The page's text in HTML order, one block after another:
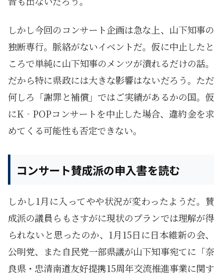
しかし今回のコンサート企画は急な上、山下知事の
独断専行。脈絡がないイベントだ。仮に中止したと
ころで単純に山下知事のメンツが潰れるだけの話。
だから特に県政には大きな影響はないだろう。ただ
何しろ「謝罪と補償」ではご実績があるかの国。仮
にK‐POPコンサートを中止した場合、違約金を求
めてくる可能性も否定できない。
コンサート賛成派の申入書を読む
しかし1月に入ってやや状況が変わったようだ。賛
成派の議員らもさすがに現状のプランでは理解が得
られないと思ったのか、1月15日に日本維新の会、
公明党、また自民党一部県議が山下知事宛てに「奈
良県・忠清南道友好提携15周年交流推進事業に関す